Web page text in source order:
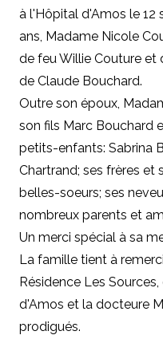
à l'Hôpital d'Amos le 12
ans, Madame Nicole
de feu Willie Couture et
de Claude Bouchard.
Outre son époux,
son fils Marc Bouchard
petits-enfants: Sabrina
Chartrand; ses frères et
belles-soeurs; ses
nombreux parents et
Un merci spécial à sa
La famille tient à
Résidence Les
d'Amos et la docteure
prodigués.